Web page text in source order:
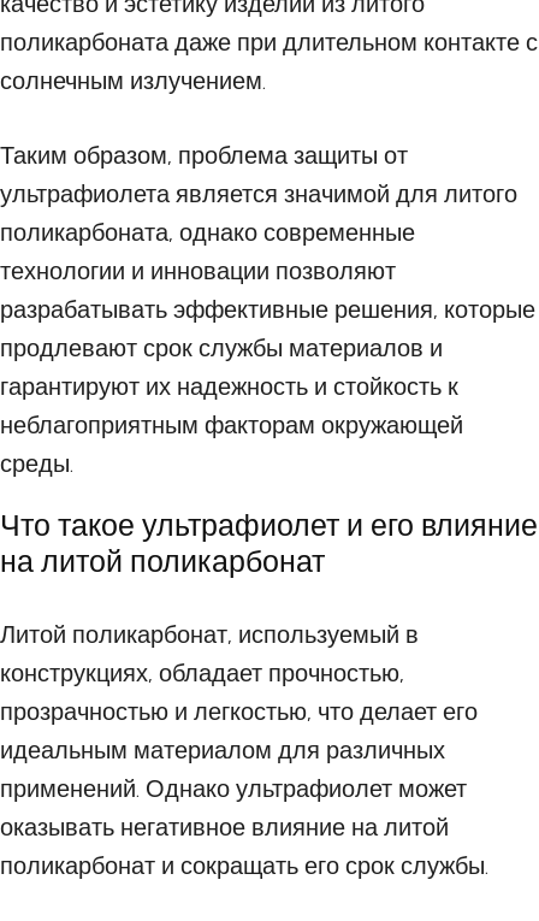
поликарбоната даже при длительном контакте с
солнечным излучением.
Таким образом, проблема защиты от
ультрафиолета является значимой для литого
поликарбоната, однако современные
технологии и инновации позволяют
разрабатывать эффективные решения, которые
продлевают срок службы материалов и
гарантируют их надежность и стойкость к
неблагоприятным факторам окружающей
среды.
Что такое ультрафиолет и его влияние
на литой поликарбонат
Литой поликарбонат, используемый в
конструкциях, обладает прочностью,
прозрачностью и легкостью, что делает его
идеальным материалом для различных
применений. Однако ультрафиолет может
оказывать негативное влияние на литой
поликарбонат и сокращать его срок службы.